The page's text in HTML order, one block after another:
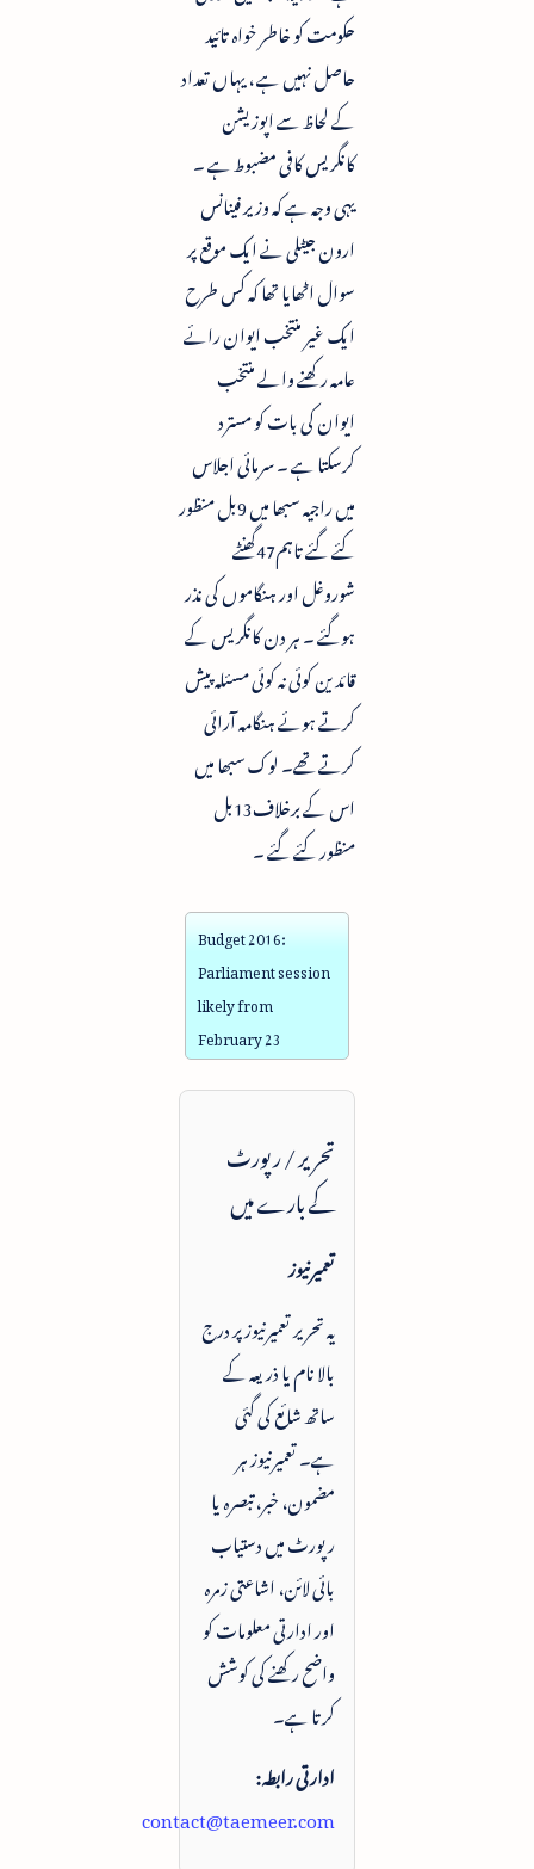
حکومت کو خاطر خواہ تائید
حاصل نہیں ہے ، یہاں تعداد
کے لحاظ سے اپوزیشن
کانگریس کافی مضبوط ہے ۔
یہی وجہ ہے کہ وزیر فینانس
ارون جیٹلی نے ایک موقع پر
سوال اٹھایا تھا کہ کس طرح
ایک غیر منتخب ایوان رائے
عامہ رکھنے والے منتخب
ایوان کی بات کو مسترد
کرسکتا ہے ۔ سرمائی اجلاس
میں راجیہ سبھا میں 9بل منظور
کئے گئے تاہم47گھنٹے
شوروغل اور ہنگاموں کی نذر
ہوگئے ۔ ہر دن کانگریس کے
قائدین کوئی نہ کوئی مسئلہ پیش
کرتے ہوئے ہنگامہ آرائی
کرتے تھے۔ لوک سبھا میں
اس کے برخلاف13بل
منظور کئے گئے ۔
Budget 2016:
Parliament session
likely from
February 23
تحریر / رپورٹ
کے بارے میں
تعمیرنیوز
یہ تحریر تعمیرنیوز پر درج
بالا نام یا ذریعہ کے
ساتھ شائع کی گئی
ہے۔ تعمیرنیوز ہر
مضمون، خبر، تبصرہ یا
رپورٹ میں دستیاب
بائی لائن، اشاعتی زمرہ
اور ادارتی معلومات کو
واضح رکھنے کی کوشش
کرتا ہے۔
ادارتی رابطہ:
contact@taemeer.com